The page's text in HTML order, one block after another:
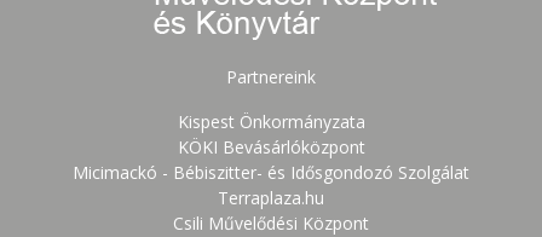
Partnereink
Kispest Önkormányzata
KÖKI Bevásárlóközpont
Micimackó - Bébiszitter- és Idősgondozó Szolgálat
Terraplaza.hu
Csili Művelődési Központ